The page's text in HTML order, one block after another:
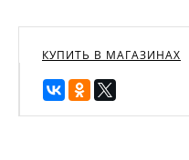
КУПИТЬ В МАГАЗИНАХ